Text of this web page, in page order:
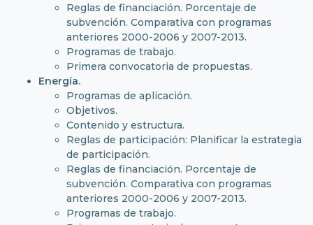
Reglas de financiación. Porcentaje de
subvención. Comparativa con programas
anteriores 2000-2006 y 2007-2013.
Programas de trabajo.
Primera convocatoria de propuestas.
Energía.
Programas de aplicación.
Objetivos.
Contenido y estructura.
Reglas de participación: Planificar la estrategia
de participación.
Reglas de financiación. Porcentaje de
subvención. Comparativa con programas
anteriores 2000-2006 y 2007-2013.
Programas de trabajo.